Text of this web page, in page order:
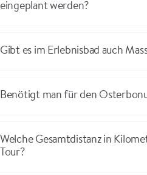
eingeplant werden?
Gibt es im Erlebnisbad auch
Benötigt man für den
Welche Gesamtdistanz in
Tour?